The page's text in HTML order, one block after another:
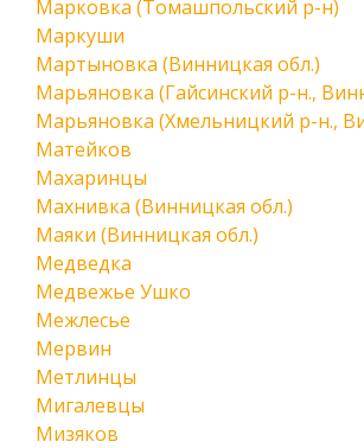
Марковка (Томашпольский р-н)
Маркуши
Мартыновка (Винницкая обл.)
Марьяновка (Гайсинский р-н.,
Марьяновка (Хмельницкий р-н.,
Матейков
Махаринцы
Махнивка (Винницкая обл.)
Маяки (Винницкая обл.)
Медведка
Медвежье Ушко
Межлесье
Мервин
Метлинцы
Мигалевцы
Мизяков